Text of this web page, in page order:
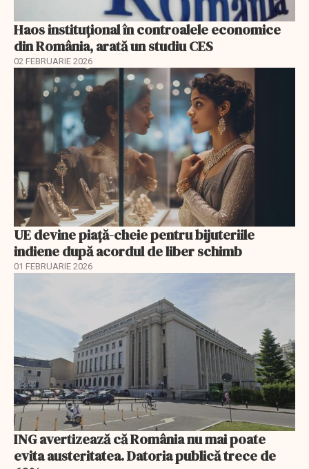
Haos instituțional în controalele economice
din România, arată un studiu CES
02 FEBRUARIE 2026
UE devine piață-cheie pentru bijuteriile
indiene după acordul de liber schimb
01 FEBRUARIE 2026
ING avertizează că România nu mai poate
evita austeritatea. Datoria publică trece de